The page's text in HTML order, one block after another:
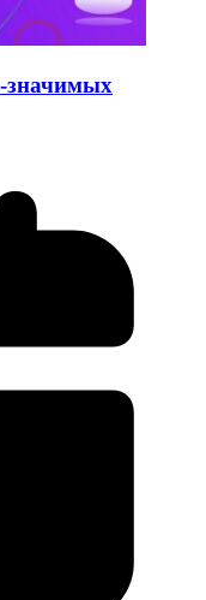
значимых